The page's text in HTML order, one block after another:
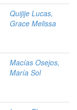
Quijije Lucas,
Grace Melissa
Macías Osejos,
María Sol